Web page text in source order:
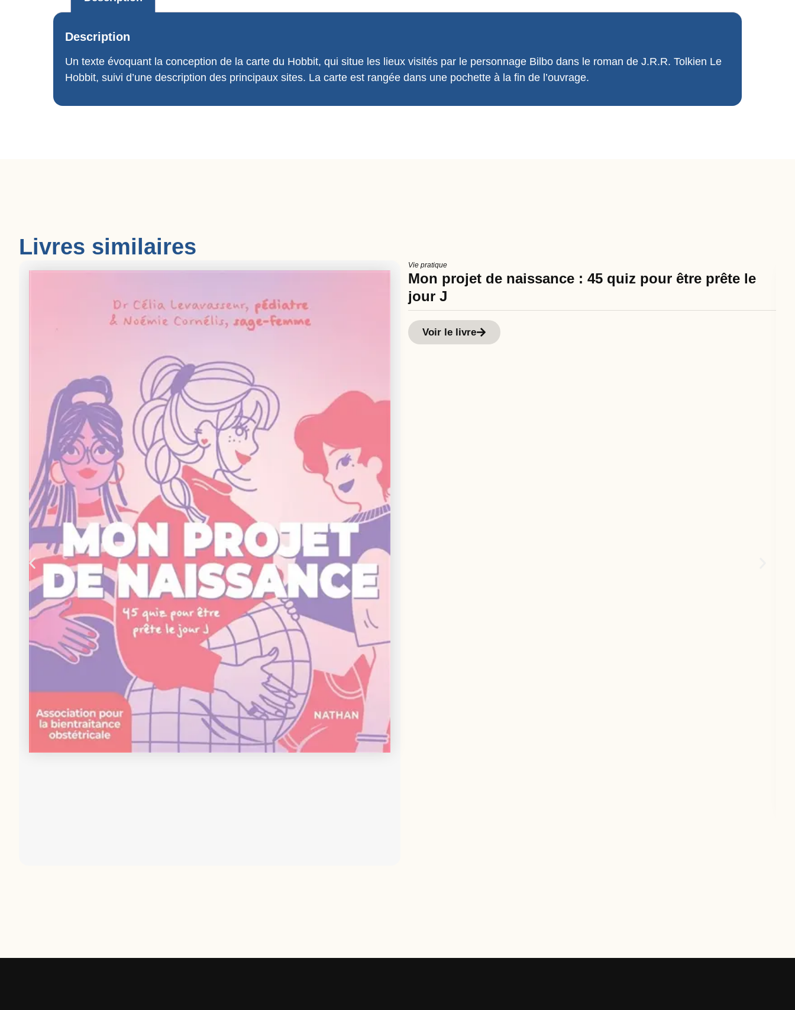
Description
Un texte évoquant la conception de la carte du Hobbit, qui situe les lieux visités par le personnage Bilbo dans le roman de J.R.R. Tolkien Le
Hobbit, suivi d’une description des principaux sites. La carte est rangée dans une pochette à la fin de l’ouvrage.
Livres similaires
Vie pratique
Mon projet de naissance : 45 quiz pour être prête le
jour J
Voir le livre